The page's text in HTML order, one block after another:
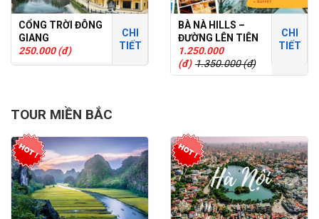
CỔNG TRỜI ĐÔNG
GIANG
250.000 (đ)
CHI
TIẾT
BÀ NÀ HILLS –
ĐƯỜNG LÊN TIÊN
CẢNH
1.250.000
(đ) 1.350.000 (đ)
CHI
TIẾT
TOUR MIỀN BẮC